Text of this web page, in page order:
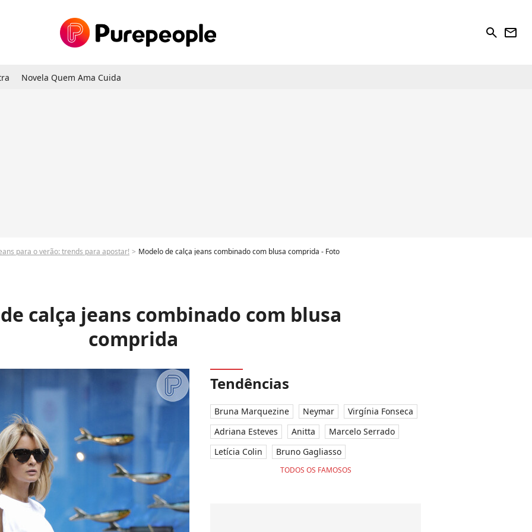
search newsletter
Novela Quem Ama Cuida
para o verão: trends para apostar! Modelo de calça jeans combinado com blusa comprida - Foto
calça jeans combinado com blusa
comprida
Tendências
Bruna Marquezine Neymar
Virgínia Fonseca
Adriana Esteves
Anitta
Marcelo Serrado
Letícia Colin
Bruno Gagliasso
TODOS OS FAMOSOS